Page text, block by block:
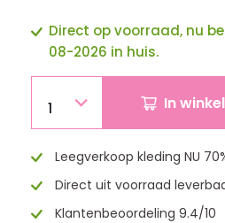
Direct op voorraad, nu
08-2026 in huis.
1 In
Leegverkoop kleding NU
Direct uit voorraad
Klantenbeoordeling 9.4/10